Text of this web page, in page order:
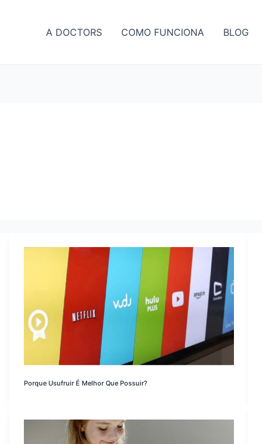
A DOCTORS COMO FUNCIONA BLOG
Porque Usufruir É Melhor Que Possuir?